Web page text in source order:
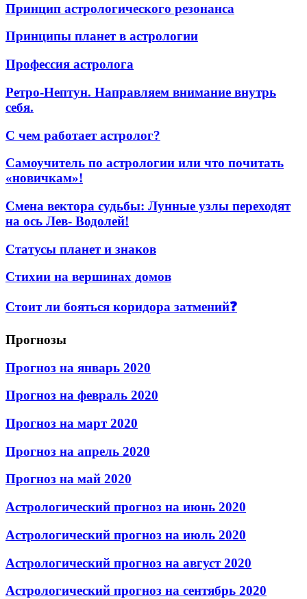
Принцип астрологического резонанса
Принципы планет в астрологии
Профессия астролога
Ретро-Нептун. Направляем внимание внутрь
себя.
С чем работает астролог?
Самоучитель по астрологии или что почитать
«новичкам»!
Смена вектора судьбы: Лунные узлы переходят
на ось Лев- Водолей!
Статусы планет и знаков
Стихии на вершинах домов
Стоит ли бояться коридора затмений❓
Прогнозы
Прогноз на январь 2020
Прогноз на февраль 2020
Прогноз на март 2020
Прогноз на апрель 2020
Прогноз на май 2020
Астрологический прогноз на июнь 2020
Астрологический прогноз на июль 2020
Астрологический прогноз на август 2020
Астрологический прогноз на сентябрь 2020